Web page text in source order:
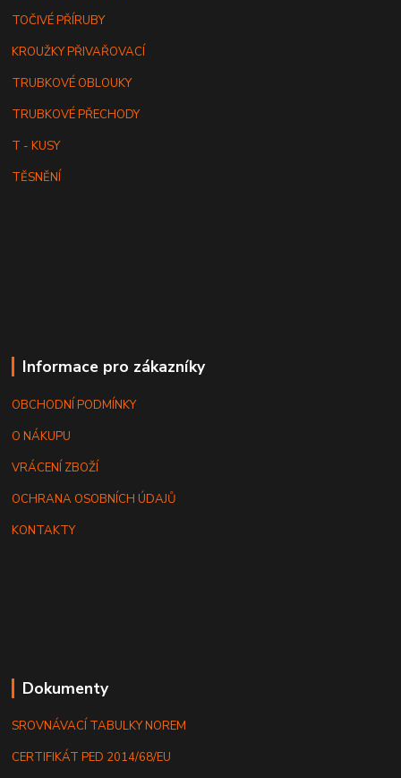
TOČIVÉ PŘÍRUBY
KROUŽKY PŘIVAŘOVACÍ
TRUBKOVÉ OBLOUKY
TRUBKOVÉ PŘECHODY
T - KUSY
TĚSNĚNÍ
Informace pro zákazníky
OBCHODNÍ PODMÍNKY
O NÁKUPU
VRÁCENÍ ZBOŽÍ
OCHRANA OSOBNÍCH ÚDAJŮ
KONTAKTY
Dokumenty
SROVNÁVACÍ TABULKY NOREM
CERTIFIKÁT PED 2014/68/EU